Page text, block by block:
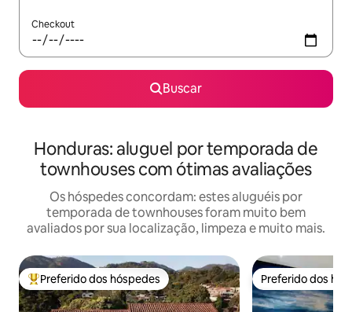
Checkout
Buscar
Honduras: aluguel por temporada de
townhouses com ótimas avaliações
Os hóspedes concordam: estes aluguéis por
temporada de townhouses foram muito bem
avaliados por sua localização, limpeza e muito mais.
Entre os melhores preferidos dos hóspedes
Preferido dos hóspedes Preferido dos
Preferido dos